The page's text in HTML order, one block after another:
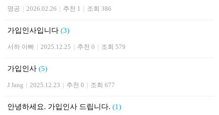
명공 | 2026.02.26 | 추천 1 | 조회 386
가입인사입니다 (3)
서하 아빠 | 2025.12.25 | 추천 0 | 조회 579
가입인사 (5)
J Jang | 2025.12.23 | 추천 0 | 조회 677
안녕하세요. 가입인사 드립니다. (1)